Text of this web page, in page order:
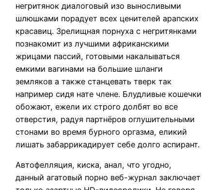
негритянок диалоговый изо выносливыми
шлюшками порадует всех ценителей арапских
красавиц. Зрелищная порнуха с негритянками
познакомит из лучшими африканскими
жрицами пассий, готовыми накалываться
емкими вагинами на большие шланги
земляков а также станцевать тверк так
например сидя нате члене. Блудливые кошечки
обожают, ежели их строго долбят во все
отверстия, радуя партнёров оглушительными
стонами во время бурного оргазма, еликий
лишать забаррикадирует себе долго аспирант.
Автофелляция, киска, анал, что угодно,
данный агатовый порно веб-журнал заключает